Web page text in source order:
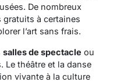
De nombreux
à certaines
l’art sans frais.
salles de spectacle ou
Le théâtre et la danse
vivante à la culture